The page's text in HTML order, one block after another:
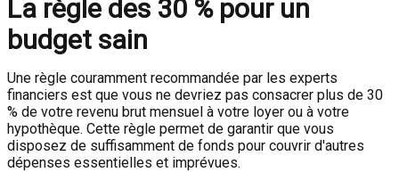
La règle des 30 % pour un
budget sain
Une règle couramment recommandée par les experts
financiers est que vous ne devriez pas consacrer plus de 30
% de votre revenu brut mensuel à votre loyer ou à votre
hypothèque. Cette règle permet de garantir que vous
disposez de suffisamment de fonds pour couvrir d'autres
dépenses essentielles et imprévues.